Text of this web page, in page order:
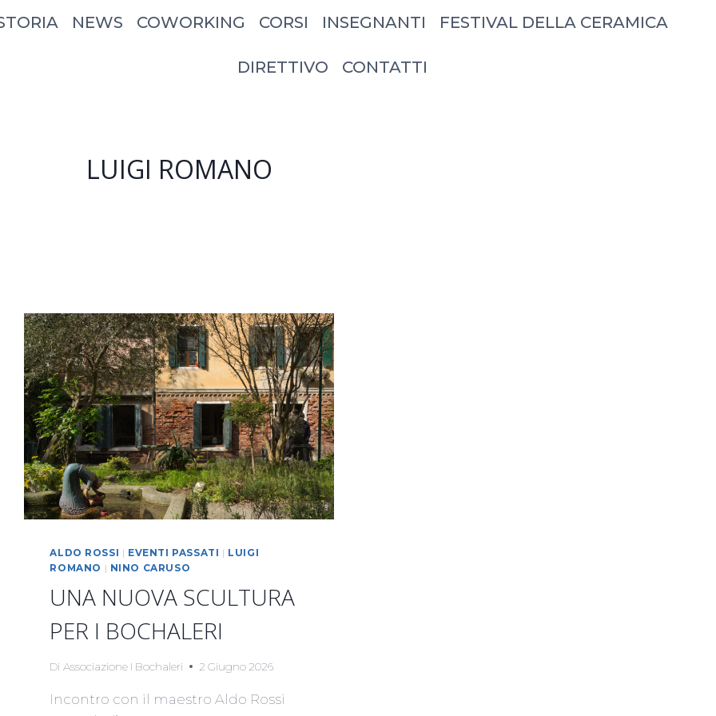
NEWS COWORKING CORSI INSEGNANTI FESTIVAL DELLA CERAMICA
DIRETTIVO CONTATTI
LUIGI ROMANO
ALDO ROSSI | EVENTI PASSATI | LUIGI
ROMANO | NINO CARUSO
UNA NUOVA SCULTURA
PER I BOCHALERI
Di Associazione I Bochaleri 2 Giugno 2026
Incontro con il maestro Aldo Rossi